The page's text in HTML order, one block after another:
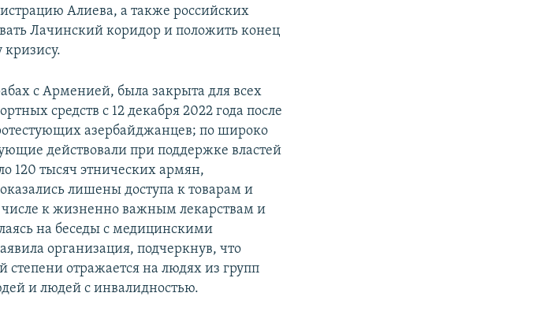
Алиева, а также российских
Лачинский коридор и положить конец
с Арменией, была закрыта для всех
средств с 12 декабря 2022 года после
азербайджанцев; по широко
действовали при поддержке властей
120 тысяч этнических армян,
лишены доступа к товарам и
числе к жизненно важным лекарствам и
на беседы с медицинскими
организация, подчеркнув, что
степени отражается на людях из групп
и людей с инвалидностью.